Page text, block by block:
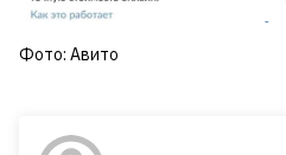
Фото: Авито